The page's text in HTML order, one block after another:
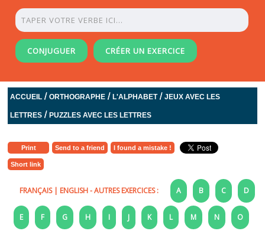
CONJUGUER CRÉER UN EXERCICE
ACCUEIL /ORTHOGRAPHE /L'ALPHABET/JEUX AVEC LES
LETTRES /PUZZLES AVEC LES LETTRES
Print Send to a friend I found a mistake !
Short link
FRANÇAIS| ENGLISH- AUTRES EXERCICES : A B C D
E F G H I J K L M N O